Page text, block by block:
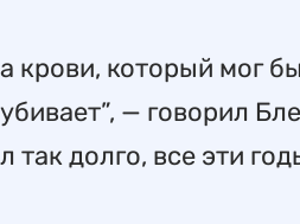
крови, который мог
— говорил
так долго, все эти